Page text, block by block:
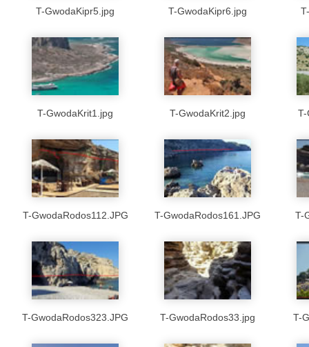
T-GwodaKipr5.jpg T-GwodaKipr6.jpg
T-GwodaKrit1.jpg T-GwodaKrit2.jpg T-
T-GwodaRodos112.JPG T-GwodaRodos161.JPG T-
T-GwodaRodos323.JPG T-GwodaRodos33.jpg T-